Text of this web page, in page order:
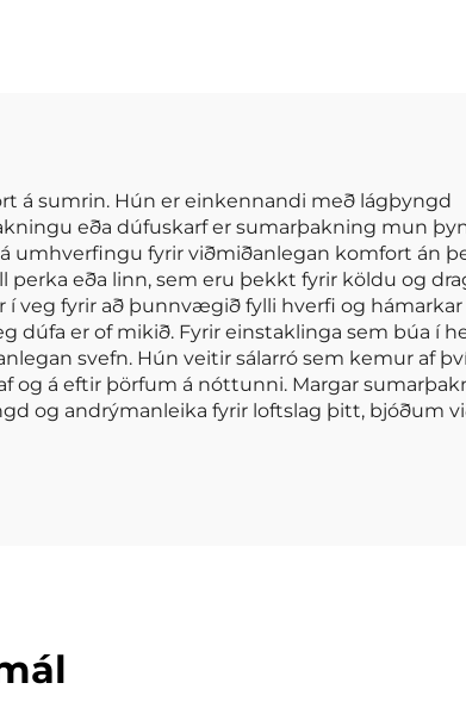
á sumrin. Hún er einkennandi með lágþyngd
eða dúfuskarf er sumarþakning mun
umhverfingu fyrir viðmiðanlegan komfort án
eða linn, sem eru þekkt fyrir köldu og
veg fyrir að þunnvægið fylli hverfi og
er of mikið. Fyrir einstaklinga sem búa í
svefn. Hún veitir sálarró sem kemur af
og á eftir þörfum á nóttunni. Margar
og andrýmanleika fyrir loftslag þitt, bjóðum